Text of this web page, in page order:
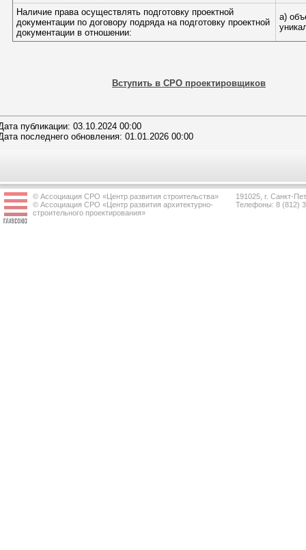
Наличие права осуществлять подготовку проектной
документации по договору подряда на подготовку проектной
документации в отношении:
а)
Вступить в СРО проектировщиков
публикации: 03.10.2024 00:00
последнего обновления: 01.01.2026 00:00
© Ассоциация СРО «Центр развития строительства»
© Ассоциация СРО «Центр развития архитектурно-
строительного проектирования»
191025, г. Санкт-
Телефоны: 8 (812)